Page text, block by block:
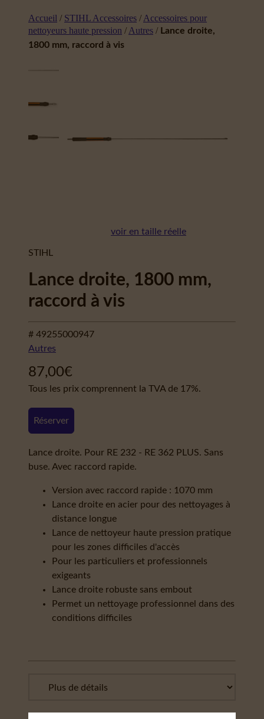
Accueil / STIHL Accessoires / Accessoires pour
nettoyeurs haute pression / Autres / Lance droite,
1800 mm, raccord à vis
voir en taille réelle
STIHL
Lance droite, 1800 mm,
raccord à vis
# 49255000947
Autres
87,00€
Tous les prix comprennent la TVA de 17%.
Réserver
Lance droite. Pour RE 232 - RE 362 PLUS. Sans
buse. Avec raccord rapide.
Version avec raccord rapide : 1070 mm
Lance droite en acier pour des nettoyages à
distance longue
Lance de nettoyeur haute pression pratique
pour les zones difficiles d'accès
Pour les particuliers et professionnels
exigeants
Lance droite robuste sans embout
Permet un nettoyage professionnel dans des
conditions difficiles